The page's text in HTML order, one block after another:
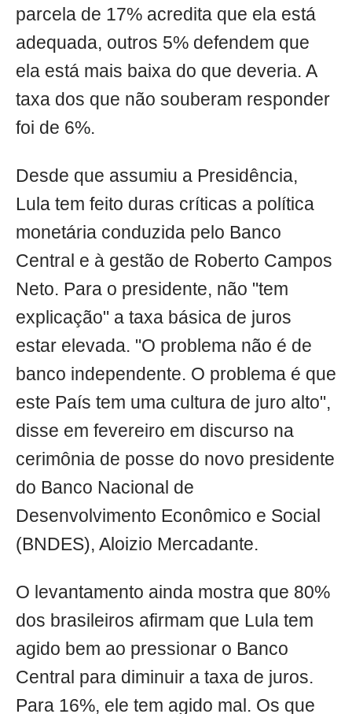
parcela de 17% acredita que ela está
adequada, outros 5% defendem que
ela está mais baixa do que deveria. A
taxa dos que não souberam responder
foi de 6%.
Desde que assumiu a Presidência,
Lula tem feito duras críticas a política
monetária conduzida pelo Banco
Central e à gestão de Roberto Campos
Neto. Para o presidente, não "tem
explicação" a taxa básica de juros
estar elevada. "O problema não é de
banco independente. O problema é que
este País tem uma cultura de juro alto",
disse em fevereiro em discurso na
cerimônia de posse do novo presidente
do Banco Nacional de
Desenvolvimento Econômico e Social
(BNDES), Aloizio Mercadante.
O levantamento ainda mostra que 80%
dos brasileiros afirmam que Lula tem
agido bem ao pressionar o Banco
Central para diminuir a taxa de juros.
Para 16%, ele tem agido mal. Os que